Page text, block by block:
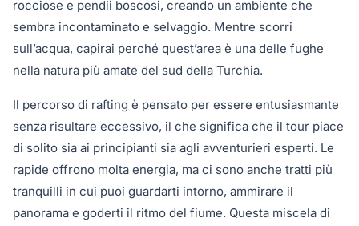
rocciose e pendii boscosi, creando un ambiente che
sembra incontaminato e selvaggio. Mentre scorri
sull’acqua, capirai perché quest’area è una delle fughe
nella natura più amate del sud della Turchia.
Il percorso di rafting è pensato per essere entusiasmante
senza risultare eccessivo, il che significa che il tour piace
di solito sia ai principianti sia agli avventurieri esperti. Le
rapide offrono molta energia, ma ci sono anche tratti più
tranquilli in cui puoi guardarti intorno, ammirare il
panorama e goderti il ritmo del fiume. Questa miscela di